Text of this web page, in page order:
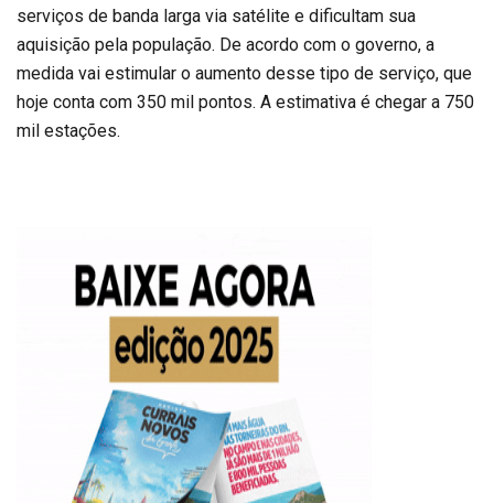
serviços de banda larga via satélite e dificultam sua
aquisição pela população. De acordo com o governo, a
medida vai estimular o aumento desse tipo de serviço, que
hoje conta com 350 mil pontos. A estimativa é chegar a 750
mil estações.